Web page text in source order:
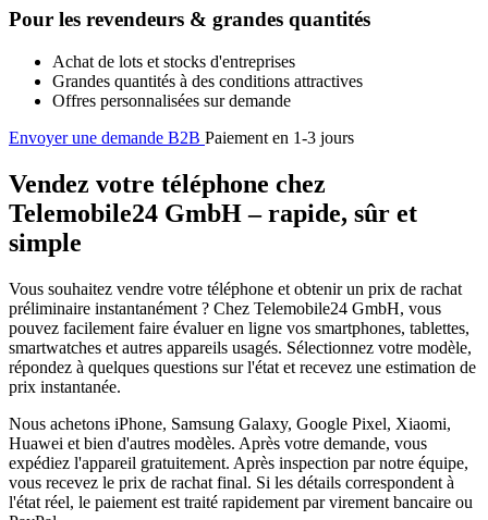
Pour les revendeurs & grandes quantités
Achat de lots et stocks d'entreprises
Grandes quantités à des conditions attractives
Offres personnalisées sur demande
Envoyer une demande B2B Paiement en 1-3 jours
Vendez votre téléphone chez
Telemobile24 GmbH – rapide, sûr et
simple
Vous souhaitez vendre votre téléphone et obtenir un prix de rachat
préliminaire instantanément ? Chez Telemobile24 GmbH, vous
pouvez facilement faire évaluer en ligne vos smartphones, tablettes,
smartwatches et autres appareils usagés. Sélectionnez votre modèle,
répondez à quelques questions sur l'état et recevez une estimation de
prix instantanée.
Nous achetons iPhone, Samsung Galaxy, Google Pixel, Xiaomi,
Huawei et bien d'autres modèles. Après votre demande, vous
expédiez l'appareil gratuitement. Après inspection par notre équipe,
vous recevez le prix de rachat final. Si les détails correspondent à
l'état réel, le paiement est traité rapidement par virement bancaire ou